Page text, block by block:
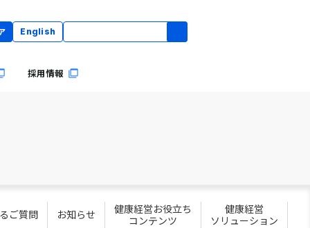
English
採用情報
ご質問 お知らせ
健康経営お役立ち
コンテンツ
健康経営
ソリューション